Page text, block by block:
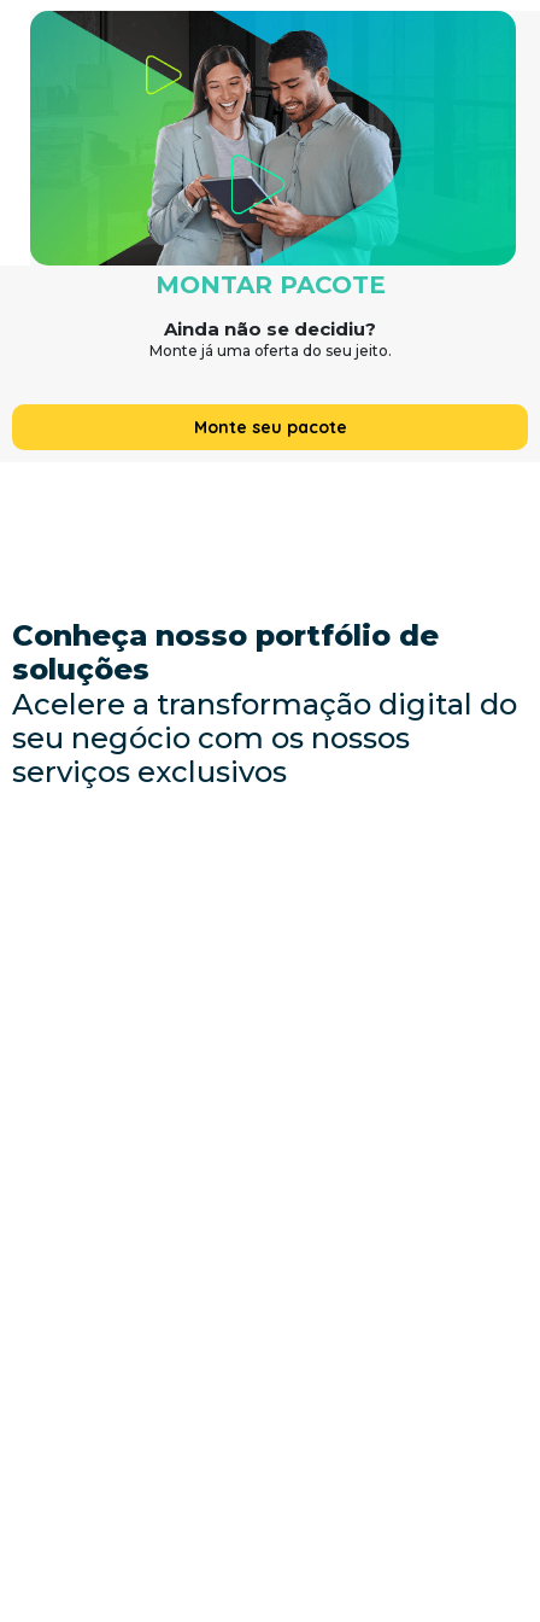
MONTAR PACOTE
Ainda não se decidiu?
Monte já uma oferta do seu jeito.
Monte seu pacote
Conheça nosso portfólio de
soluções
Acelere a transformação digital do
seu negócio com os nossos
serviços exclusivos